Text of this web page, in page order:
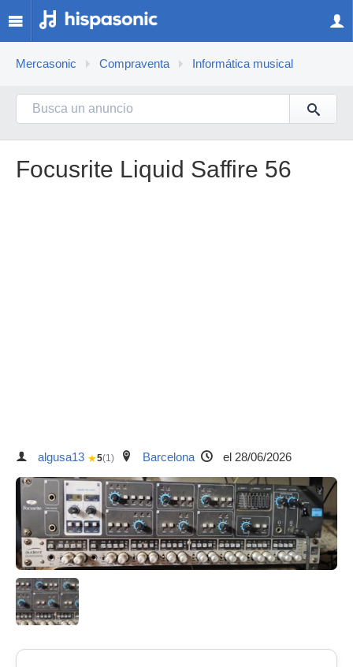
Mercasonic Compraventa Informática musical
Focusrite Liquid Saffire 56
algusa13 ★5(1) Barcelona el 28/06/2026